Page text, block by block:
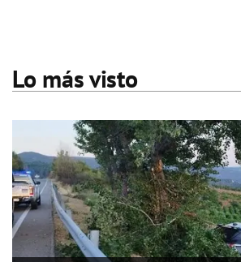
Lo más visto